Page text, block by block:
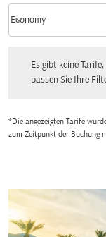
Kabinenklasse option
Economy
keyboard_arrow_down
Es gibt keine
passen Sie Ihre
*Die angezeigten Tarife
zum Zeitpunkt der Buchung